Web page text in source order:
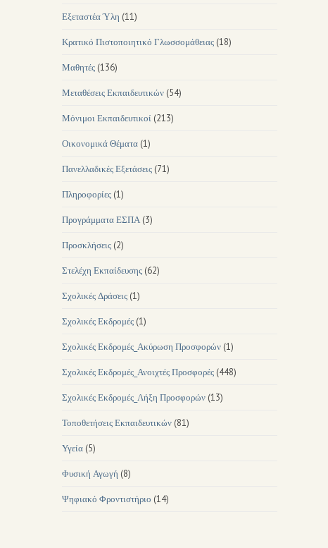
Εξεταστέα Ύλη (11)
Κρατικό Πιστοποιητικό Γλωσσομάθειας (18)
Μαθητές (136)
Μεταθέσεις Εκπαιδευτικών (54)
Μόνιμοι Εκπαιδευτικοί (213)
Οικονομικά Θέματα (1)
Πανελλαδικές Εξετάσεις (71)
Πληροφορίες (1)
Προγράμματα ΕΣΠΑ (3)
Προσκλήσεις (2)
Στελέχη Εκπαίδευσης (62)
Σχολικές Δράσεις (1)
Σχολικές Εκδρομές (1)
Σχολικές Εκδρομές_Ακύρωση Προσφορών (1)
Σχολικές Εκδρομές_Ανοιχτές Προσφορές (448)
Σχολικές Εκδρομές_Λήξη Προσφορών (13)
Τοποθετήσεις Εκπαιδευτικών (81)
Υγεία (5)
Φυσική Αγωγή (8)
Ψηφιακό Φροντιστήριο (14)